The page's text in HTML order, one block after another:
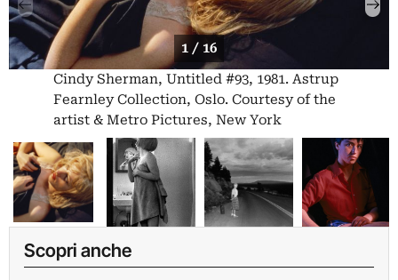
1 / 16
Cindy Sherman, Untitled #93, 1981. Astrup
Fearnley Collection, Oslo. Courtesy of the
artist & Metro Pictures, New York
Scopri anche